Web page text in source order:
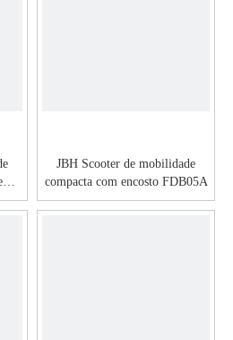
JBH Scooter de mobilidade
compacta com encosto FDB05A